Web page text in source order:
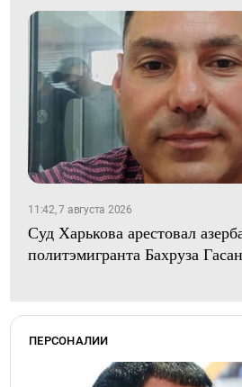
11:42, 7 августа 2026
Суд Харькова арестовал
политэмигранта Бахруза
ПЕРСОНАЛИИ